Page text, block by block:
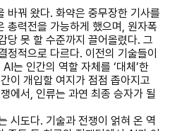
바꿔 왔다. 화약은 중무장한 기사를
총력전을 가능하게 했으며, 원자폭
당 못 할 수준까지 끌어올렸다. 그
정적으로 다르다. 이전의 기술들이
는 인간의 역할 자체를 ‘대체’한
이 개입할 여지가 점점 좁아지고
에서, 인류는 과연 최종 승자가 될
시도다. 기술과 전쟁이 얽혀 온 역